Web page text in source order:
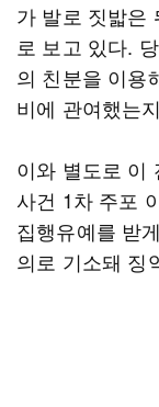
가 발로 짓밟은
로 보고 있다.
의 친분을 이용
비에 관여했는
이와 별도로 이
사건 1차 주포
집행유예를 받
의로 기소돼 징